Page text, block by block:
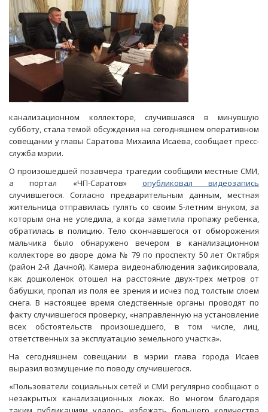
канализационном коллекторе, случившаяся в минувшую
субботу, стала темой обсуждения на сегодняшнем оперативном
совещании у главы Саратова Михаила Исаева, сообщает пресс-
служба мэрии.
О произошедшей позавчера трагедии сообщили местные СМИ,
а портал «ЧП-Саратов» опубликовал видеозапись
случившегося. Согласно предварительным данным, местная
жительница отправилась гулять со своим 5-летним внуком, за
которым она не уследила, а когда заметила пропажу ребенка,
обратилась в полицию. Тело скончавшегося от обморожения
мальчика было обнаружено вечером в канализационном
коллекторе во дворе дома № 79 по проспекту 50 лет Октября
(район 2-й Дачной). Камера видеонаблюдения зафиксировала,
как дошколенок отошел на расстояние двух-трех метров от
бабушки, пропал из поля ее зрения и исчез под толстым слоем
снега. В настоящее время следственные органы проводят по
факту случившегося проверку, «направленную на установление
всех обстоятельств произошедшего, в том числе, лиц,
ответственных за эксплуатацию земельного участка».
На сегодняшнем совещании в мэрии глава города Исаев
выразил возмущение по поводу случившегося.
«Пользователи социальных сетей и СМИ регулярно сообщают о
незакрытых канализационных люках. Во многом благодаря